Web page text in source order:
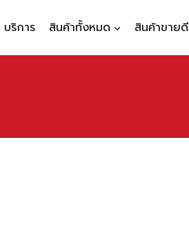
บริการ สินค้าทั้งหมด สินค้าขายดี